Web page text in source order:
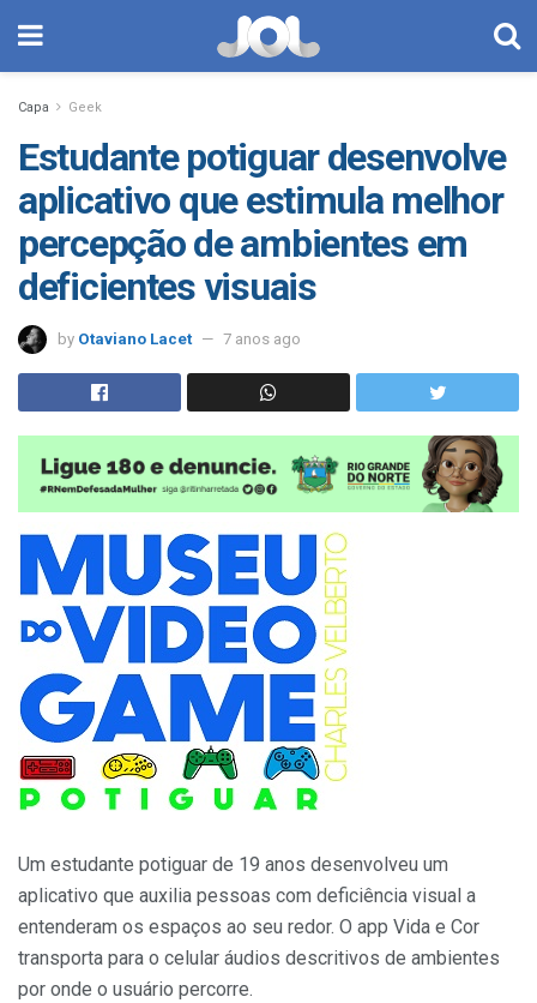
Capa Geek
Estudante potiguar desenvolve
aplicativo que estimula melhor
percepção de ambientes em
deficientes visuais
by Otaviano Lacet 7 anos ago
Um estudante potiguar de 19 anos desenvolveu um
aplicativo que auxilia pessoas com deficiência visual a
entenderam os espaços ao seu redor. O app Vida e Cor
transporta para o celular áudios descritivos de ambientes
por onde o usuário percorre.